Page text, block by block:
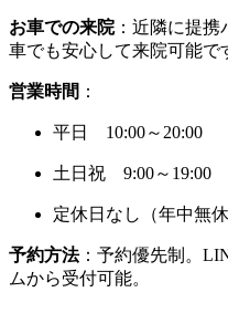
お車での来院：近隣に提携
車でも安心して来院可能で
営業時間 ：
平日 10:00～20:00
土日祝 9:00～19:00
定休日なし（年中無休
予約方法：予約優先制。
ムから受付可能。